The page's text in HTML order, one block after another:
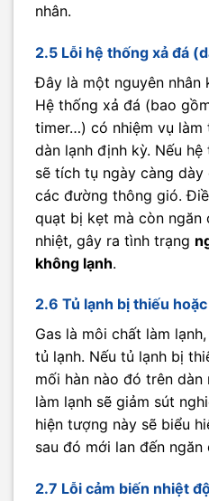
nhân.
2.5 Lỗi hệ thống xả đá
Đây là một nguyên nhân
Hệ thống xả đá (bao
timer…) có nhiệm vụ
dàn lạnh định kỳ. Nếu
sẽ tích tụ ngày càng
các đường thông gió.
quạt bị kẹt mà còn ngăn
nhiệt, gây ra tình trạng
không lạnh.
2.6 Tủ lạnh bị thiếu
Gas là môi chất làm
tủ lạnh. Nếu tủ lạnh bị
mối hàn nào đó trên dàn
làm lạnh sẽ giảm sút
hiện tượng này sẽ biểu
sau đó mới lan đến ngăn
2.7 Lỗi cảm biến nhiệt